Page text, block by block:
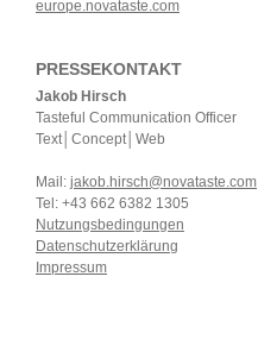
europe.novataste.com
PRESSEKONTAKT
Jakob Hirsch
Tasteful Communication Officer
Text│Concept│Web
Mail: jakob.hirsch@novataste.com
Tel: +43 662 6382 1305
Nutzungsbedingungen
Datenschutzerklärung
Impressum